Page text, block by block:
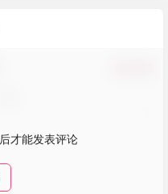
才能发表评论